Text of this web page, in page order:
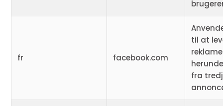
fr facebook.com
til at
fra